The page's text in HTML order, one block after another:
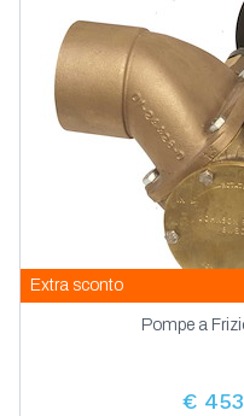
Extra sconto
Pompe a
€